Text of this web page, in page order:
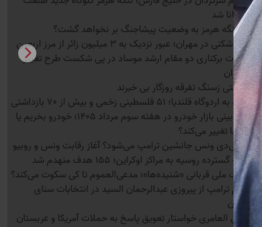
نیمه‌رسانا شد
چرا تنگه هرمز به وضعیت پیشاجنگ بر نخواهد گشت؟
رکوردشکنی در مهران؛ عبور نزدیک به 3 میلیون زائر از مرز اربعین
جزئیات برکناری دو مقام ارشد موساد در پی شکست طرح تغییر
نظام ایران
جماعتی زسنگ تفرقه روزگار بی خبرند
حمله به اردوگاه قلندیا؛ 51 فلسطینی زخمی و بیش از 70 بازداشتی
پیش‌بینی بازار خودرو در هفته سوم مرداد 1405؛ خودرو بخریم یا
قیمت‌ها تغییر می‌کند؟
آیا جی‌دی ونس جانشین ترامپ می‌شود؟ آغاز رقابت ونس و روبیو
حمله گسترده روسیه به مراکز اوکراین؛ 155 هدف منهدم شد
امنیت ملی قربانی «شنیده‌ها»؛ مدعی‌العموم تا کی سکوت می‌کند؟
خشم ترامپ از پیروزی عبدالرحمان السید در انتخابات سنای
میشیگان
هادی العامری خواستار تعویق پاسخ به حملات آمریکا و عربستان